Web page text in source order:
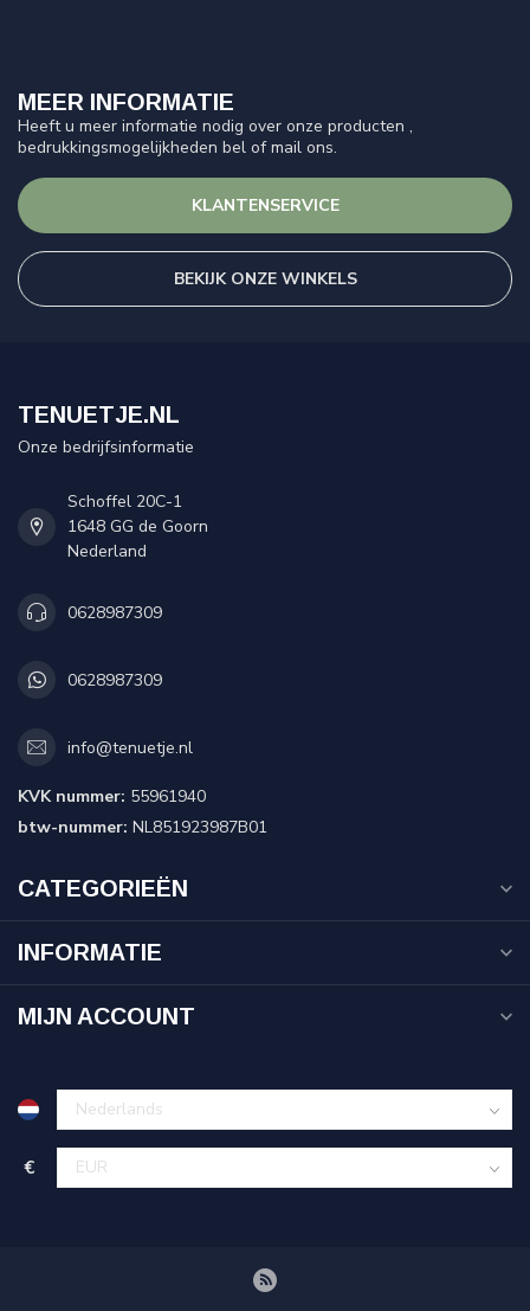
MEER INFORMATIE
Heeft u meer informatie nodig over onze producten ,
bedrukkingsmogelijkheden bel of mail ons.
KLANTENSERVICE
BEKIJK ONZE WINKELS
TENUETJE.NL
Onze bedrijfsinformatie
Schoffel 20C-1
1648 GG de Goorn
Nederland
0628987309
0628987309
info@tenuetje.nl
KVK nummer: 55961940
btw-nummer: NL851923987B01
CATEGORIEËN
INFORMATIE
MIJN ACCOUNT
€